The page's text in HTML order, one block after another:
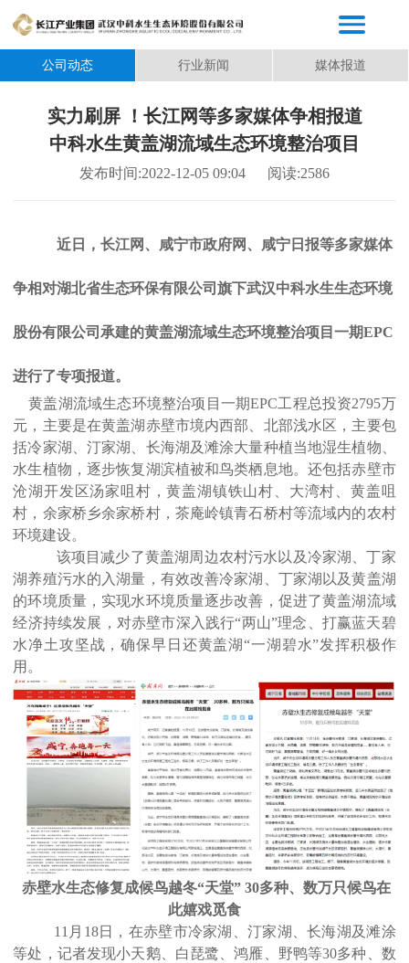
公司动态 行业新闻 媒体报道
实力刷屏 ！长江网等多家媒体争相报道
中科水生黄盖湖流域生态环境整治项目
发布时间:2022-12-05 09:04 阅读:2586
近日，长江网、咸宁市政府网、咸宁日报等多家媒体
争相对湖北省生态环保有限公司旗下武汉中科水生生态环境
股份有限公司承建的黄盖湖流域生态环境整治项目一期EPC
进行了专项报道。
黄盖湖流域生态环境整治项目一期EPC工程总投资2795万
元，主要是在黄盖湖赤壁市境内西部、北部浅水区，主要包
括冷家湖、汀家湖、长海湖及滩涂大量种植当地湿生植物、
水生植物，逐步恢复湖滨植被和鸟类栖息地。还包括赤壁市
沧湖开发区汤家咀村，黄盖湖镇铁山村、大湾村、黄盖咀
村，余家桥乡余家桥村，茶庵岭镇青石桥村等流域内的农村
环境建设。
该项目减少了黄盖湖周边农村污水以及冷家湖、丁家
湖养殖污水的入湖量，有效改善冷家湖、丁家湖以及黄盖湖
的环境质量，实现水环境质量逐步改善，促进了黄盖湖流域
经济持续发展，对赤壁市深入践行“两山”理念、打赢蓝天碧
水净土攻坚战，确保早日还黄盖湖“一湖碧水”发挥积极作
用。
赤壁水生态修复成候鸟越冬“天堂” 30多种、数万只候鸟在
此嬉戏觅食
11月18日，在赤壁市冷家湖、汀家湖、长海湖及滩涂
等处，记者发现小天鹅、白琵鹭、鸿雁、野鸭等30多种、数